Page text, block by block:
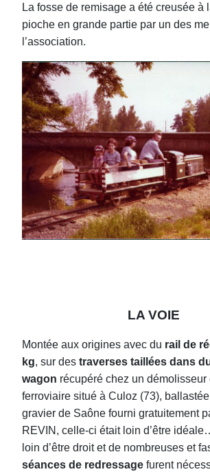
La fosse de remisage a été creusée à
pioche en grande partie par un des
l’association.
LA VOIE
Montée aux origines avec du rail de
kg, sur des traverses taillées dans
wagon récupéré chez un démolisseur
ferroviaire situé à Culoz (73),
gravier de Saône fourni gratuitement
REVIN, celle-ci était loin d’être
loin d’être droit et de nombreuses et
séances de redressage furent